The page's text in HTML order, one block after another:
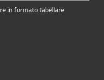
in formato tabellare